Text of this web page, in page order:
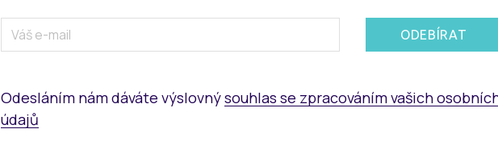
ODEBÍRAT
Odesláním nám dáváte výslovnýsouhlas se zpracováním vašich
údajů